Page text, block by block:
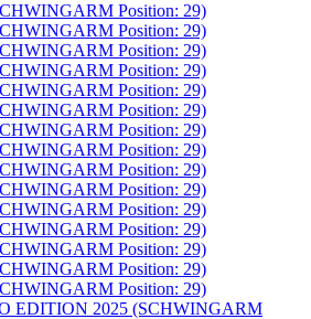
Position: 29)
Position: 29)
Position: 29)
Position: 29)
Position: 29)
Position: 29)
Position: 29)
Position: 29)
Position: 29)
Position: 29)
Position: 29)
Position: 29)
Position: 29)
Position: 29)
Position: 29)
EDITION 2025 (SCHWINGARM